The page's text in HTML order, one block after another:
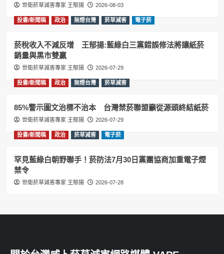
世衛菸草減害專家 王郁揚 2026-08-03
投書/新聞稿 政治 無煙台灣 菸草減害 電子菸
菸稅收入不減反增 王郁揚:藍綠白三黨錯誤修法將讓紙菸
銷量與黑市雙贏
世衛菸草減害專家 王郁揚 2026-07-29
投書/新聞稿 政治 無煙台灣 菸草減害
85%警示圖文治標不治本 台灣禁菸聯盟籲從源頭終結紙菸
世衛菸草減害專家 王郁揚 2026-07-29
投書/新聞稿 政治 菸草減害 電子菸
罕見藍綠白朝野聯手！菸防法7月30日黨團協商加重電子煙
禁令
世衛菸草減害專家 王郁揚 2026-07-28